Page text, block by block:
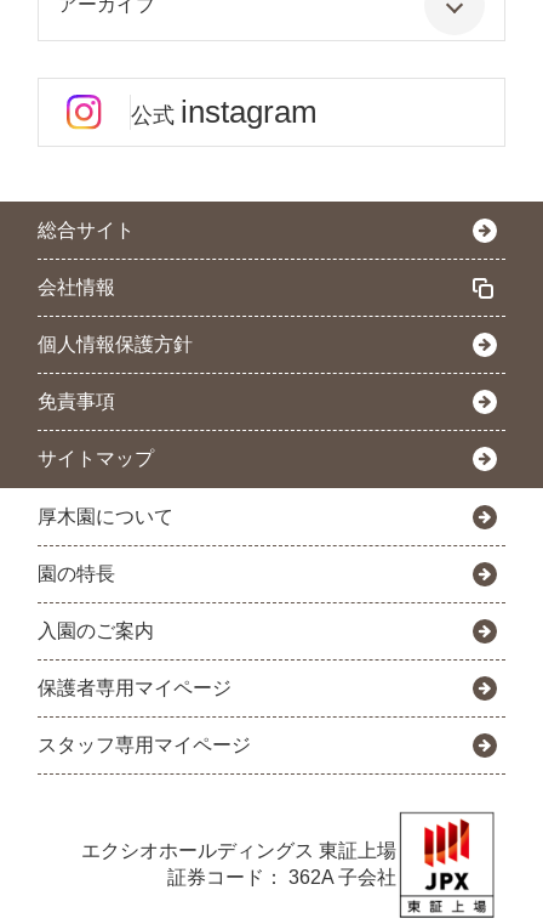
公式 instagram
総合サイト
会社情報
個人情報保護方針
免責事項
サイトマップ
厚木園について
園の特長
入園のご案内
保護者専用マイページ
スタッフ専用マイページ
エクシオホールディングス 東証上場
証券コード： 362A 子会社